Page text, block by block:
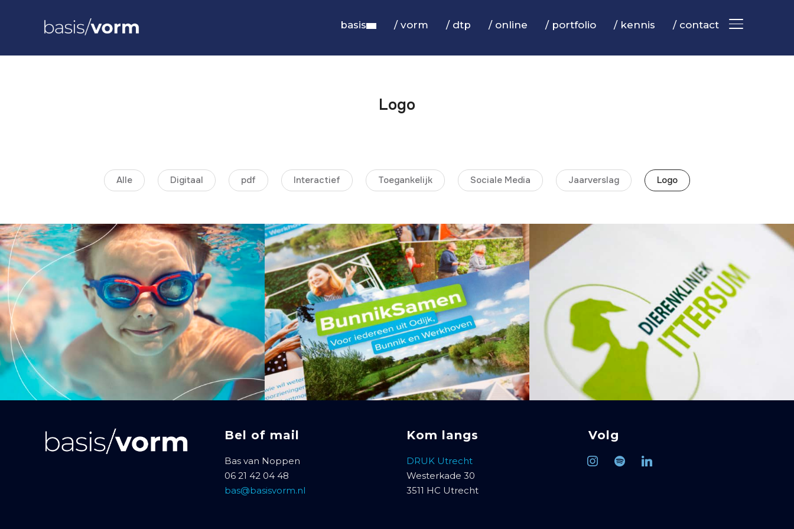
TOGGLE
basis / vorm / dtp / online / portfolio / kennis / contact
Logo
Alle Digitaal pdf Interactief Toegankelijk Sociale Media Jaarverslag Logo
Bel of mail
Bas van Noppen
06 21 42 04 48
bas@basisvorm.nl
Kom langs
DRUK Utrecht
Westerkade 30
3511 HC Utrecht
Volg
instagram
spotify linkedin